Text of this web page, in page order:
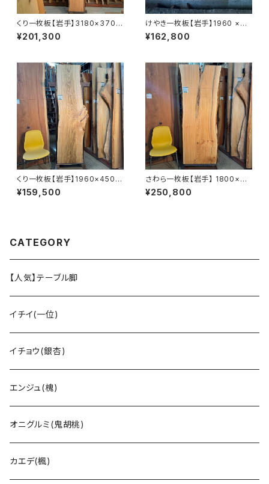
くり一枚板【岩手】3180×370~
600×35㎜【オイル塗装 仕上げ
済み】
¥201,300
けやき一枚板【岩手】1960 ×44
0~750×33㎜【オイル塗装 仕
上げ済み】
¥162,800
くり一枚板【岩手】1960×450~
580×52㎜【オイル塗装 仕上げ
済み】
¥159,500
さわら一枚板【岩手】 1800×60
0~770×48㎜【オイル塗装 仕
上げ済み】
¥250,800
CATEGORY
【人気】テーブル脚
イチイ(一位)
イチョウ(銀杏)
エンジュ(槐)
オニグルミ(鬼胡桃)
カエデ(楓)